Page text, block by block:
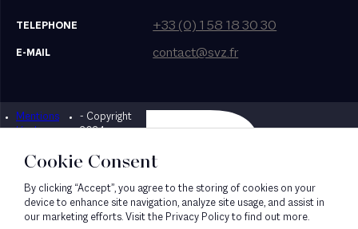
TELEPHONE +33 (0) 1 58 18 30 30
E-MAIL contact@svz.fr
Mentions
légales
- Copyright
2024
Designed by Bonhomme
Cookie Consent
By clicking “Accept”, you agree to the storing of cookies on your
device to enhance site navigation, analyze site usage, and assist in
our marketing efforts. Visit the Privacy Policy to find out more.